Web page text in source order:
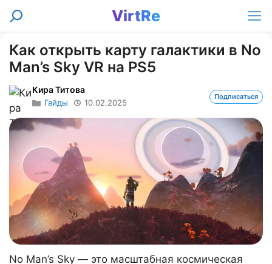
Перейти
VirtRe
Поиск
Как открыть карту галактики в No
Man’s Sky VR на PS5
Кира Титова
Гайды 10.02.2025
Подписаться
No Man’s Sky — это масштабная космическая